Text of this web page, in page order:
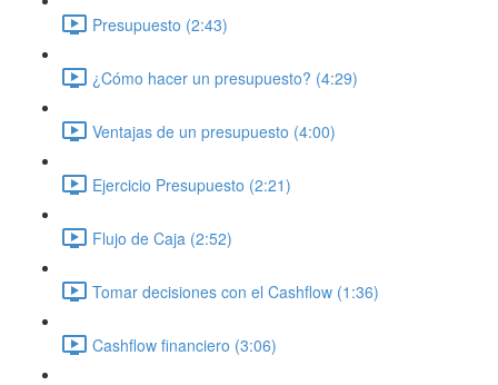
Presupuesto (2:43)
¿Cómo hacer un presupuesto? (4:29)
Ventajas de un presupuesto (4:00)
Ejercicio Presupuesto (2:21)
Flujo de Caja (2:52)
Tomar decisiones con el Cashflow (1:36)
Cashflow financiero (3:06)